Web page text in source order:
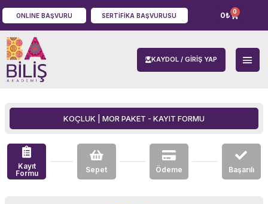
ONLINE BAŞVURU SERTIFIKA BAŞVURUSU 0₺ 0
KAYDOL / GIRIŞ YAP
KOÇLUK | MOR PAKET - KAYIT FORMU
Kayıt
Formu
Sepet Ödeme Başarılı